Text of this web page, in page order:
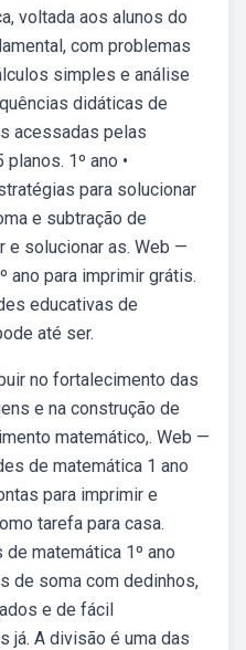
voltada aos alunos do
com problemas
simples e análise
didáticas de
acessadas pelas
1º ano •
para solucionar
e subtração de
e solucionar as. Web —
ano para imprimir grátis.
educativas de
até ser.
no fortalecimento das
e na construção de
matemático,. Web —
de matemática 1 ano
para imprimir e
tarefa para casa.
matemática 1º ano
de soma com dedinhos,
e de fácil
já. A divisão é uma das